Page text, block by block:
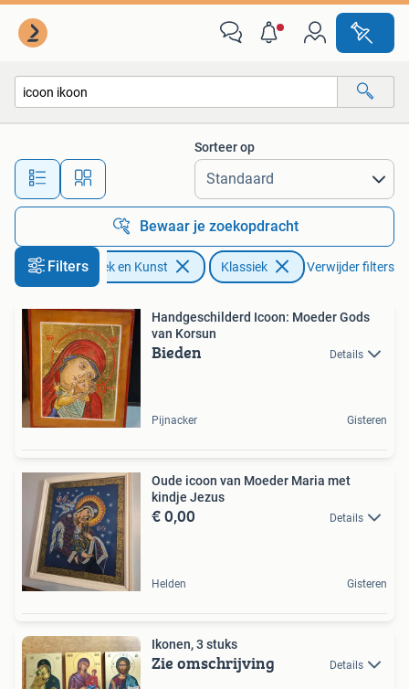
Alle afstanden…
Sorteer op
Bewaar je zoekopdracht
FiltersAntiek en Kunst Klassiek Verwijder filters
Handgeschilderd Icoon: Moeder Gods
van Korsun
Bieden Details
Pijnacker Gisteren
Oude icoon van Moeder Maria met
kindje Jezus
€ 0,00 Details
Helden Gisteren
Ikonen, 3 stuks
Zie omschrijving Details